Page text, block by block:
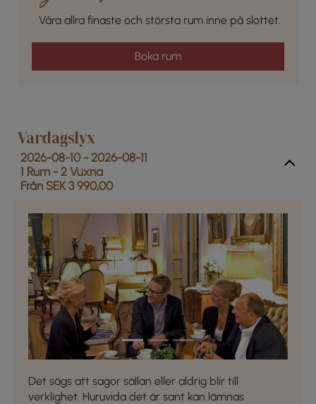
Våra allra finaste och största rum inne på slottet.
Boka rum
Vardagslyx
2026-08-10 - 2026-08-11
1 Rum - 2 Vuxna
Från SEK 3 990,00
Previous Next
Det sägs att sagor sällan eller aldrig blir till
verklighet. Huruvida det är sant kan lämnas